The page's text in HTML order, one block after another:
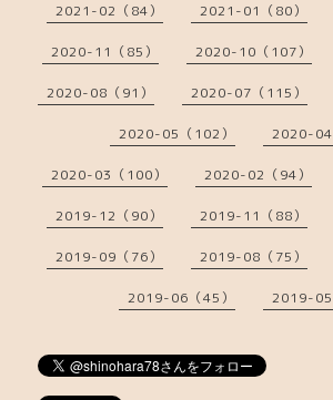
2021-02（84） 2021-01（80）
2020-11（85） 2020-10（107）
2020-08（91） 2020-07（115）
2020-05（102） 2020-04
2020-03（100） 2020-02（94）
2019-12（90） 2019-11（88）
2019-09（76） 2019-08（75）
2019-06（45） 2019-05